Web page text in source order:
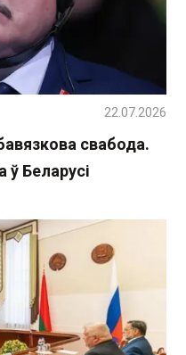
свабода.
Беларусі
22.07.2026